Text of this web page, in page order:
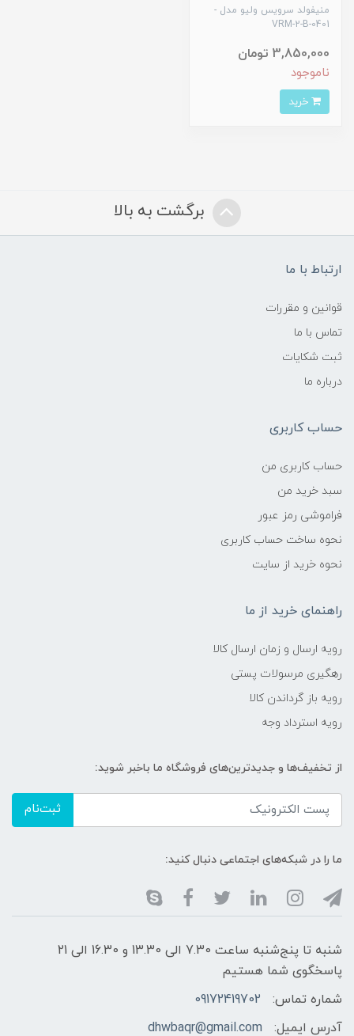
منیفولد سرویس ولیو مدل -
VRM-2-B-0401
3,850,000 تومان
ناموجود
برگشت به بالا
ارتباط با ما
قوانین و مقررات
تماس با ما
ثبت شکایات
درباره ما
حساب کاربری
حساب کاربری من
سبد خرید من
فراموشی رمز عبور
نحوه ساخت حساب کاربری
نحوه خرید از سایت
راهنمای خرید از ما
رویه ارسال و زمان ارسال کالا
رهگیری مرسولات پستی
رویه باز گرداندن کالا
رویه استرداد وجه
از تخفیف‌ها و جدیدترین‌های فروشگاه ما باخبر شوید:
ثبت‌نام
ما را در شبکه‌های اجتماعی دنبال کنید:
شنبه تا پنج‌شنبه ساعت 7.30 الی 13.30 و 16.30 الی 21
پاسخگوی شما هستیم
شماره تماس:
09172419702
آدرس ایمیل:
dhwbaqr@gmail.com